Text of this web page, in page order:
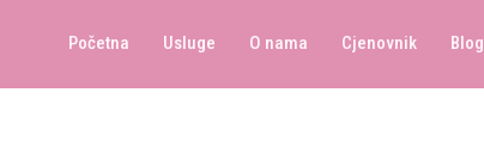
Početna Usluge O nama Cjenovnik Blog